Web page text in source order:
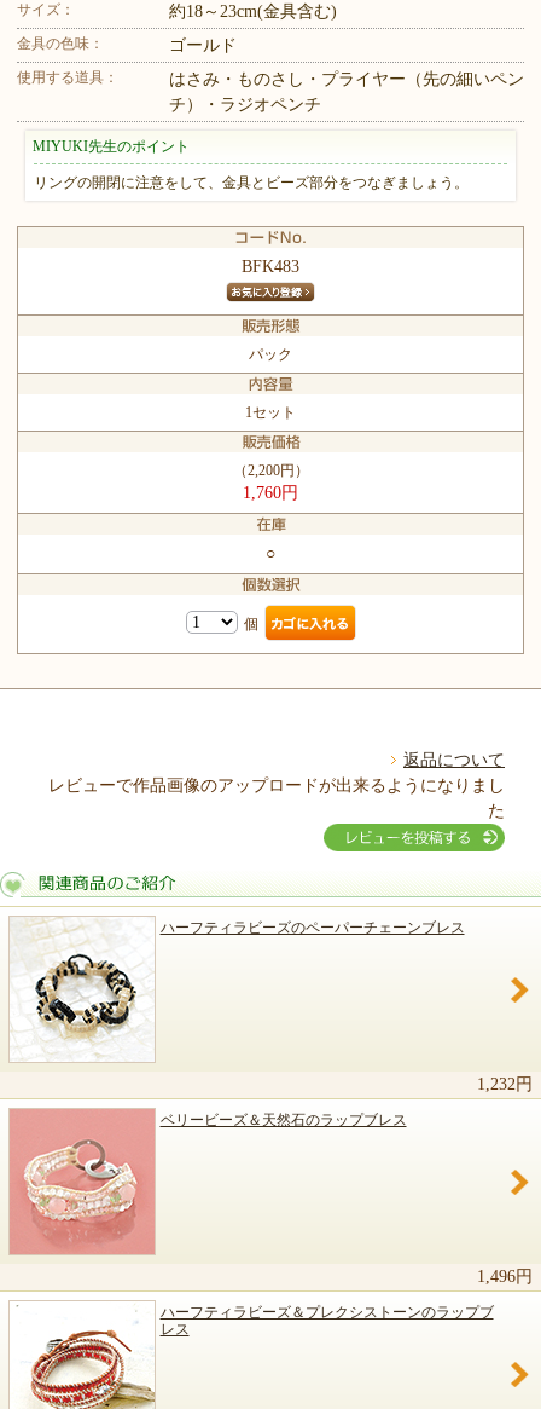
サイズ： 約18～23cm(金具含む)
金具の色味： ゴールド
使用する道具：
はさみ・ものさし・プライヤー（先の細いペン
チ）・ラジオペンチ
MIYUKI先生のポイント
リングの開閉に注意をして、金具とビーズ部分をつなぎましょう。
BFK483
パック
1セット
（2,200円）
1,760円
○
個
返品について
レビューで作品画像のアップロードが出来るようになりまし
た
ハーフティラビーズのペーパーチェーンブレス
1,232円
ベリービーズ＆天然石のラップブレス
1,496円
ハーフティラビーズ＆プレクシストーンのラップブ
レス